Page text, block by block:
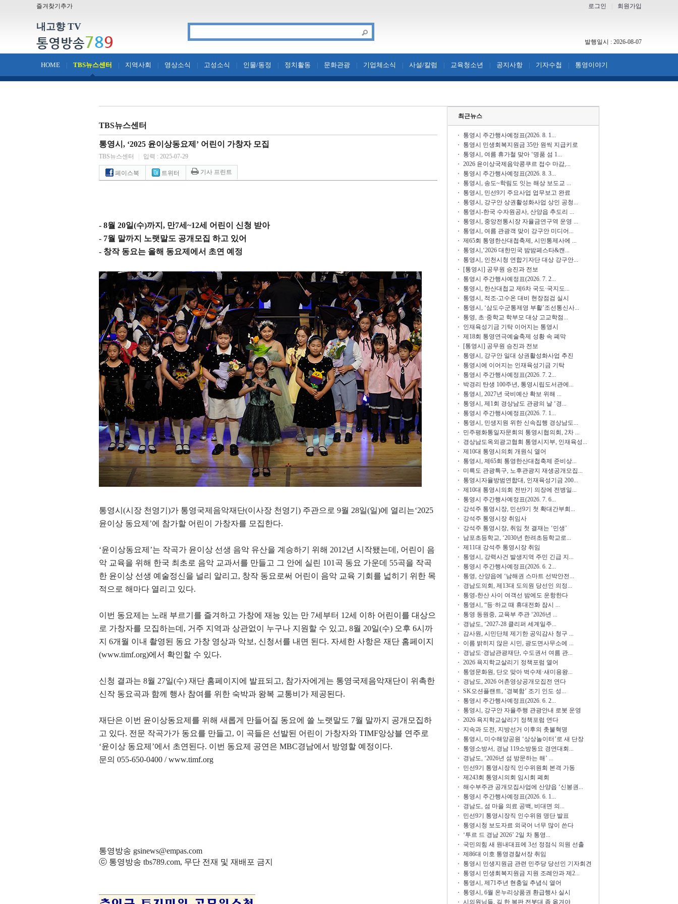
즐겨찾기추가 로그인 회원가입
내고향 TV
통영방송789 발행일시 : 2026-08-07
HOME TBS뉴스센터 지역사회 영상소식 고성소식 인물/동정 정치활동 문화관광 기업체소식 사설/칼럼 교육청소년 공지사항 기자수첩 통영이야기
TBS뉴스센터
통영시, ‘2025 윤이상동요제’ 어린이 가창자 모집
TBS뉴스센터 입력 : 2025-07-29
페이스북 트위터 기사 프린트
- 8월 20일(수)까지 , 만7세 ~12세 어린이 신청 받아
- 7월 말까지 노랫말도 공개모집 하고 있어
- 창작 동요는 올해 동요제에서 초연 예정
통영시 (시장 천영기 )가 통영국제음악재단(이사장 천영기 ) 주관으로 9월 28일(일)에 열리는‘2025
윤이상 동요제 ’에 참가할 어린이 가창자를 모집한다.
‘윤이상동요제 ’는 작곡가 윤이상 선생 음악 유산을 계승하기 위해 2012년 시작됐는데 , 어린이 음
악 교육을 위해 한국 최초로 음악 교과서를 만들고 그 안에 실린 101 곡 동요 가운데 55곡을 작곡
한 윤이상 선생 예술정신을 널리 알리고, 창작 동요로써 어린이 음악 교육 기회를 넓히기 위한 목
적으로 해마다 열리고 있다.
이번 동요제는 노래 부르기를 즐겨하고 가창에 재능 있는 만 7세부터 12세 이하 어린이를 대상으
로 가창자를 모집하는데 , 거주 지역과 상관없이 누구나 지원할 수 있고, 8월 20일(수) 오후 6시까
지 6개월 이내 촬영된 동요 가창 영상과 악보 , 신청서를 내면 된다. 자세한 사항은 재단 홈페이지
(www.timf.org)에서 확인할 수 있다.
신청 결과는 8월 27일(수) 재단 홈페이지에 발표되고, 참가자에게는 통영국제음악재단이 위촉한
신작 동요곡과 함께 행사 참여를 위한 숙박과 왕복 교통비가 제공된다.
재단은 이번 윤이상동요제를 위해 새롭게 만들어질 동요에 쓸 노랫말도 7월 말까지 공개모집하
고 있다. 전문 작곡가가 동요를 만들고, 이 곡들은 선발된 어린이 가창자와 TIMF앙상블 연주로
‘윤이상 동요제 ’에서 초연된다. 이번 동요제 공연은 MBC경남에서 방영할 예정이다.
문의 055-650-0400 / www.timf.org
통영방송 gsinews@empas.com
ⓒ 통영방송 tbs789.com, 무단 전재 및 재배포 금지
최근뉴스
통영시 주간행사예정표(2026. 8. 1...
통영시 민생회복지원금 35만 원씩 지급키로
통영시, 여름 휴가철 맞아 ‘명품 섬 1...
2026 윤이상국제음악콩쿠르 접수 마감,...
통영시 주간행사예정표(2026. 8. 3...
통영시, 송도~학림도 잇는 해상 보도교 ...
통영시, 민선9기 주요사업 업무보고 완료
통영시, 강구안 상권활성화사업 상인 공청...
통영시-한국 수자원공사, 산양읍 추도리 ...
통영시, 중앙전통시장 자율금연구역 운영 ...
통영시, 여름 관광객 맞이 강구안 미디어...
제65회 통영한산대첩축제, 시민통제사에 ...
통영시,‘2026 대한민국 밤밤페스타&캔...
통영시, 인천시청 연합기자단 대상 강구안...
[통영시] 공무원 승진과 전보
통영시 주간행사예정표(2026. 7. 2...
통영시, 한산대첩교 제6차 국도·국지도...
통영시, 적조‧고수온 대비 현장점검 실시
통영시, ‘삼도수군통제영 부활’조선통신사...
통영, 초·중학교 학부모 대상 고교학점...
인재육성기금 기탁 이어지는 통영시
제18회 통영연극예술축제 성황 속 폐막
[통영시] 공무원 승진과 전보
통영시, 강구안 일대 상권활성화사업 추진
통영시에 이어지는 인재육성기금 기탁
통영시 주간행사예정표(2026. 7. 2...
박경리 탄생 100주년, 통영시립도서관에...
통영시, 2027년 국비예산 확보 위해 ...
통영시, 제1회 경상남도 관광의 날 ‘경...
통영시 주간행사예정표(2026. 7. 1...
통영시, 민생지원 위한 신속집행 경상남도...
민주평화통일자문회의 통영시협의회, 2차 ...
경상남도옥외광고협회 통영시지부, 인재육성...
제10대 통영시의회 개원식 열어
통영시, 제65회 통영한산대첩축제 준비상...
미륵도 관광특구, 노후관광지 재생공개모집...
통영시자율방범연합대, 인재육성기금 200...
제10대 통영시의회 전반기 의장에 전병일...
통영시 주간행사예정표(2026. 7. 6...
강석주 통영시장, 민선9기 첫 확대간부회...
강석주 통영시장 취임사
강석주 통영시장, 취임 첫 결재는 ‘민생’
남포초등학교, ‘2030년 한려초등학교로...
제11대 강석주 통영시장 취임
통영시, 강력사건 발생지역 주민 긴급 지...
통영시 주간행사예정표(2026. 6. 2...
통영, 산양읍에 ‘남해권 스마트 선박안전...
경남도의회, 제13대 도의원 당선인 의정...
통영-한산 사이 여객선 밤에도 운항한다
통영시, “등·하교 때 휴대전화 잠시 ...
통영 동원중, 교육부 주관 ‘2026년 ...
경남도, ‘2027-28 클리퍼 세계일주...
감사원, 시민단체 제기한 공익감사 청구 ...
이름 밝히지 않은 시민, 광도면사무소에 ...
경남도·경남관광재단, 수도권서 여름 관...
2026 욕지학교살리기 정책포럼 열어
통영문화원, 단오 맞아 벅수제·새미용왕...
경남도, 2026 어촌영상공개모집전 연다
SK오션플랜트, ‘경북함’ 조기 인도 성...
통영시 주간행사예정표(2026. 6. 2...
통영시, 강구안 자율주행 관광안내 로봇 운영
2026 욕지학교살리기 정책포럼 연다
지속과 도전, 지방선거 이후의 촛불혁명
통영시, 미수해양공원 ‘상상놀이터’로 새 단장
통영소방서, 경남 119소방동요 경연대회...
경남도, ‘2026년 섬 방문하는 해’ ...
민선9기 통영시장직 인수위원회 본격 가동
제243회 통영시의회 임시회 폐회
해수부주관 공개모집사업에 산양읍 ‘신봉권...
통영시 주간행사예정표(2026. 6. 1...
경남도, 섬 마을 의료 공백, 비대면 의...
민선9기 통영시장직 인수위원 명단 발표
통영시청 보도자료 외국어 너무 많이 쓴다
‘투르 드 경남 2026’ 2일 차 통영...
국민의힘 새 원내대표에 3선 정점식 의원 선출
제86대 이호 통영경찰서장 취임
통영시 민생지원금 관련 민주당 당선인 기자회견
통영시 민생회복지원금 지원 조례안과 제2...
통영시, 제71주년 현충일 추념식 열어
통영시, 6월 온누리상품권 환급행사 실시
시의원님들, 길 한 복판 전봇대 좀 옮겨야